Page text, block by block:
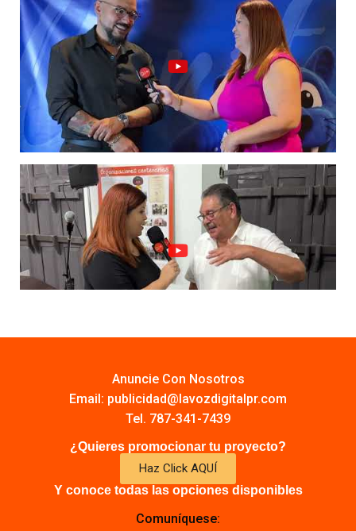
Anuncie Con Nosotros
Email: publicidad@lavozdigitalpr.com
Tel. 787-341-7439
¿Quieres promocionar tu proyecto?
Haz Click AQUÍ
Y conoce todas las opciones disponibles
Comuníquese: